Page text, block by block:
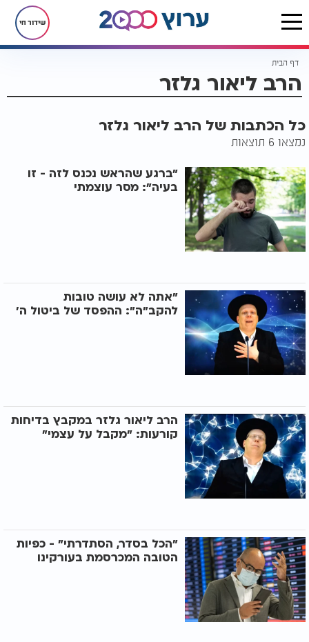
שידור חי
דף הבית
הרב ליאור גלזר
כל הכתבות של הרב ליאור גלזר
נמצאו 6 תוצאות
"ברגע שהראש נכנס לזה - זו
בעיה": מסר עוצמתי
"אתה לא עושה טובות
להקב"ה": ההפסד של ביטול ה'
הרב ליאור גלזר במקבץ בדיחות
קורעות: "מקבל על עצמי"
"הכל בסדר, הסתדרתי" - כפיות
הטובה המכרסמת בעורקינו